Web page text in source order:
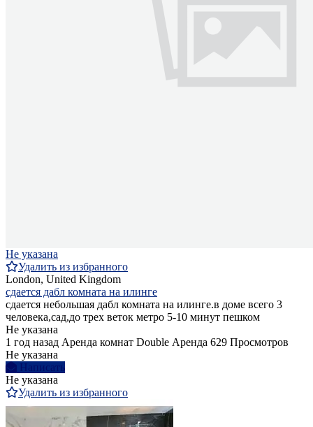
Не указана
Удалить из избранного
London, United Kingdom
сдается дабл комната на илинге
сдается небольшая дабл комната на илинге.в доме всего 3
человека,сад,до трех веток метро 5-10 минут пешком
Не указана
1 год назад Аренда комнат Double Аренда 629 Просмотров
Не указана
Написать
Не указана
Удалить из избранного